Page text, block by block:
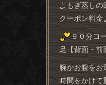
よもぎ蒸しの
クーポン料
９０分コ
足【背面・前
腕かお腹をお
時間をかけて